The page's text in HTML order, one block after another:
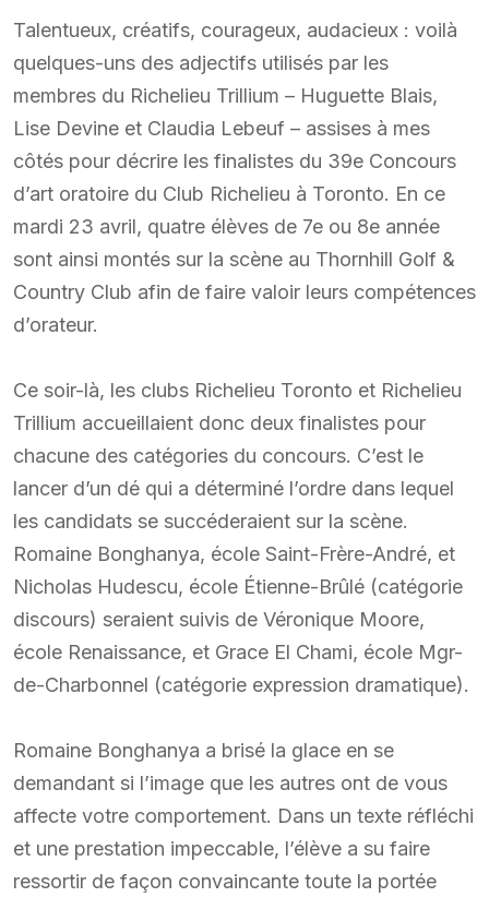
Talentueux, créatifs, courageux, audacieux : voilà
quelques-uns des adjectifs utilisés par les
membres du Richelieu Trillium – Huguette Blais,
Lise Devine et Claudia Lebeuf – assises à mes
côtés pour décrire les finalistes du 39e Concours
d’art oratoire du Club Richelieu à Toronto. En ce
mardi 23 avril, quatre élèves de 7e ou 8e année
sont ainsi montés sur la scène au Thornhill Golf &
Country Club afin de faire valoir leurs compétences
d’orateur.
Ce soir-là, les clubs Richelieu Toronto et Richelieu
Trillium accueillaient donc deux finalistes pour
chacune des catégories du concours. C’est le
lancer d’un dé qui a déterminé l’ordre dans lequel
les candidats se succéderaient sur la scène.
Romaine Bonghanya, école Saint-Frère-André, et
Nicholas Hudescu, école Étienne-Brûlé (catégorie
discours) seraient suivis de Véronique Moore,
école Renaissance, et Grace El Chami, école Mgr-
de-Charbonnel (catégorie expression dramatique).
Romaine Bonghanya a brisé la glace en se
demandant si l’image que les autres ont de vous
affecte votre comportement. Dans un texte réfléchi
et une prestation impeccable, l’élève a su faire
ressortir de façon convaincante toute la portée